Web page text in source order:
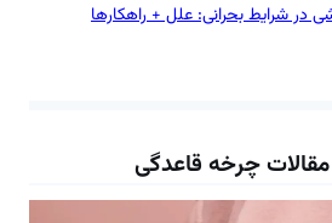
در شرایط بحرانی: علل + راهکارها
مقالات چرخه قاعدگی